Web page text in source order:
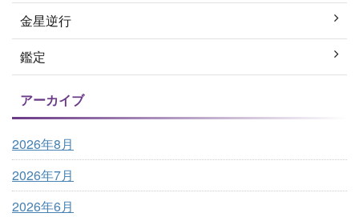
金星逆行
鑑定
アーカイブ
2026年8月
2026年7月
2026年6月